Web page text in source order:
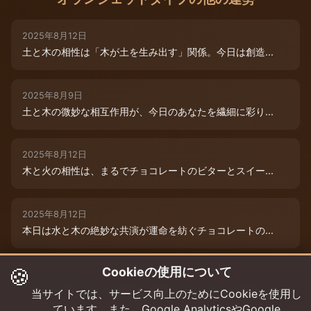
2025年8月12日
土と木の相性は「木が土を生み出す」関係。今日は創造...
2025年8月9日
土と木の微妙な相互作用が、今日のあなたを繊細に彩り...
2025年8月12日
木と火の相性は、まるでチョコレートのビターとスイー...
2025年8月12日
本日は水と木の絶妙な共演が運命を紡ぐチョコレートの...
2025年8月12日
本日は、燃えるような情熱と成長のエネルギーが交差す...
🍪 Cookieの使用について
当サイトでは、サービス向上のためにCookieを使用し